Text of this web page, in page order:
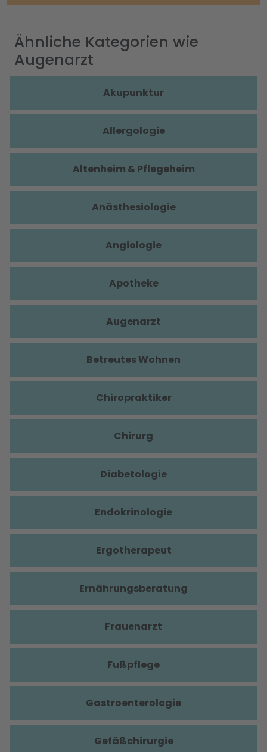
Ähnliche Kategorien wie
Augenarzt
Akupunktur
Allergologie
Altenheim & Pflegeheim
Anästhesiologie
Angiologie
Apotheke
Augenarzt
Betreutes Wohnen
Chiropraktiker
Chirurg
Diabetologie
Endokrinologie
Ergotherapeut
Ernährungsberatung
Frauenarzt
Fußpflege
Gastroenterologie
Gefäßchirurgie